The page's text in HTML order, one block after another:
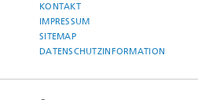
KONTAKT
IMPRESSUM
SITEMAP
DATENSCHUTZINFORMATION